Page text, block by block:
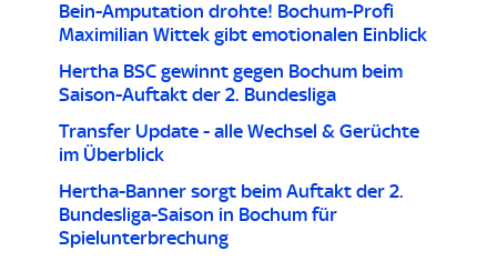
Bein-Amputation drohte! Bochum-Profi
Maximilian Wittek gibt emotionalen Einblick
Hertha BSC gewinnt gegen Bochum beim
Saison-Auftakt der 2. Bundesliga
Transfer Update - alle Wechsel & Gerüchte
im Überblick
Hertha-Banner sorgt beim Auftakt der 2.
Bundesliga-Saison in Bochum für
Spielunterbrechung